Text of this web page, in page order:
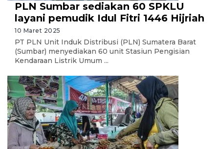
PLN Sumbar sediakan 60 SPKLU
layani pemudik Idul Fitri 1446 Hijriah
10 Maret 2025
PT PLN Unit Induk Distribusi (PLN) Sumatera Barat
(Sumbar) menyediakan 60 unit Stasiun Pengisian
Kendaraan Listrik Umum ...